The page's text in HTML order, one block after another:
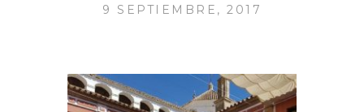
9 SEPTIEMBRE, 2017